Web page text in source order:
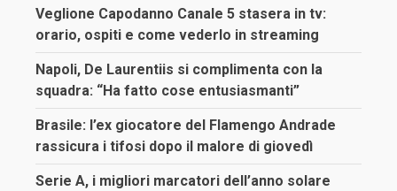
Veglione Capodanno Canale 5 stasera in tv:
orario, ospiti e come vederlo in streaming
Napoli, De Laurentiis si complimenta con la
squadra: “Ha fatto cose entusiasmanti”
Brasile: l’ex giocatore del Flamengo Andrade
rassicura i tifosi dopo il malore di giovedì
Serie A, i migliori marcatori dell’anno solare